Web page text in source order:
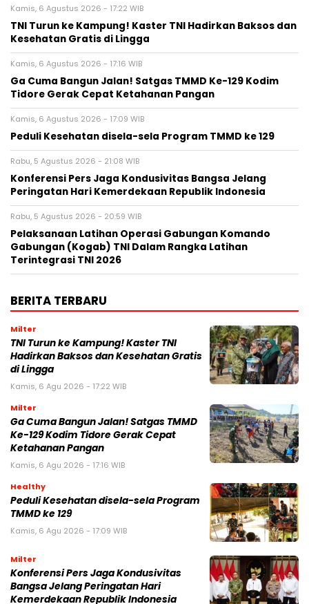
Kamis, 6 Agustus 2026 - 17:22 WIB
TNI Turun ke Kampung! Kaster TNI Hadirkan Baksos dan
Kesehatan Gratis di Lingga
Kamis, 6 Agustus 2026 - 17:16 WIB
Ga Cuma Bangun Jalan! Satgas TMMD Ke-129 Kodim
Tidore Gerak Cepat Ketahanan Pangan
Kamis, 6 Agustus 2026 - 17:09 WIB
Peduli Kesehatan disela-sela Program TMMD ke 129
Rabu, 5 Agustus 2026 - 21:08 WIB
Konferensi Pers Jaga Kondusivitas Bangsa Jelang
Peringatan Hari Kemerdekaan Republik Indonesia
Rabu, 5 Agustus 2026 - 20:59 WIB
Pelaksanaan Latihan Operasi Gabungan Komando
Gabungan (Kogab) TNI Dalam Rangka Latihan
Terintegrasi TNI 2026
BERITA TERBARU
Milter
TNI Turun ke Kampung! Kaster TNI
Hadirkan Baksos dan Kesehatan Gratis
di Lingga
Kamis, 6 Agu 2026 - 17:22 WIB
Milter
Ga Cuma Bangun Jalan! Satgas TMMD
Ke-129 Kodim Tidore Gerak Cepat
Ketahanan Pangan
Kamis, 6 Agu 2026 - 17:16 WIB
Healthy
Peduli Kesehatan disela-sela Program
TMMD ke 129
Kamis, 6 Agu 2026 - 17:09 WIB
Milter
Konferensi Pers Jaga Kondusivitas
Bangsa Jelang Peringatan Hari
Kemerdekaan Republik Indonesia